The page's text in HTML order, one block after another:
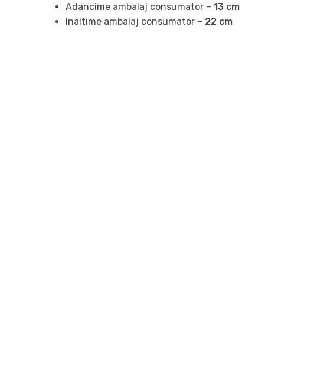
Adancime ambalaj consumator – 13 cm
Inaltime ambalaj consumator – 22 cm